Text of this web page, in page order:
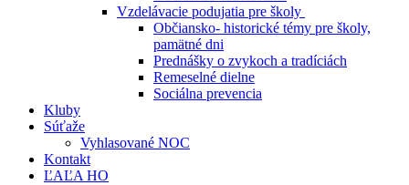
Vzdelávacie podujatia pre školy
Občiansko- historické témy pre školy,
pamätné dni
Prednášky o zvykoch a tradíciách
Remeselné dielne
Sociálna prevencia
Kluby
Súťaže
Vyhlasované NOC
Kontakt
ĽAĽA HO